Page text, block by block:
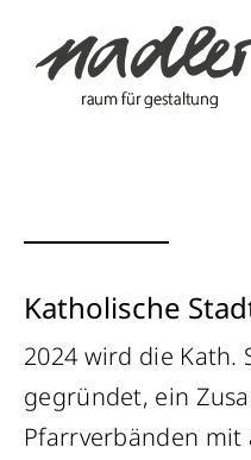
content
Katholische
2024 wird die Kath.
gegründet, ein
Pfarrverbänden